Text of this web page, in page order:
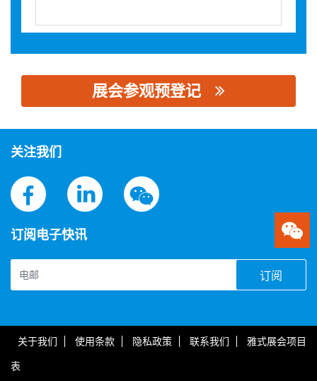
展会参观预登记
关注我们
订阅电子快讯
订阅
关于我们 使用条款 隐私政策 联系我们 雅式展会项目
表